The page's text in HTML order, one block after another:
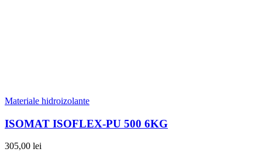
Materiale hidroizolante
ISOMAT ISOFLEX-PU 500 6KG
305,00 lei